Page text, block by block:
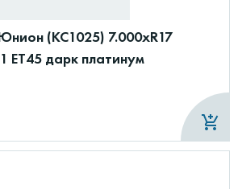
(КС1025) 7.000xR17
ET45 дарк платинум